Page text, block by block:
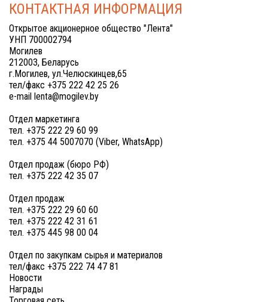
КОНТАКТНАЯ ИНФОРМАЦИЯ
Открытое акционерное общество "Лента"
УНП 700002794
Могилев
212003, Беларусь
г.Могилев, ул.Челюскинцев,65
тел/факс +375 222 42 25 26
e-mail lenta@mogilev.by
Отдел маркетинга
тел. +375 222 29 60 99
тел. +375 44 5007070 (Viber, WhatsApp)
Отдел продаж (бюро РФ)
тел. +375 222 42 35 07
Отдел продаж
тел. +375 222 29 60 60
тел. +375 222 42 31 61
тел. +375 445 98 00 04
Отдел по закупкам сырья и материалов
тел/факс +375 222 74 47 81
Новости
Награды